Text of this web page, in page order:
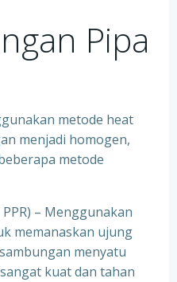
Pipa
metode heat
menjadi homogen,
metode
– Menggunakan
memanaskan ujung
menyatu
kuat dan tahan